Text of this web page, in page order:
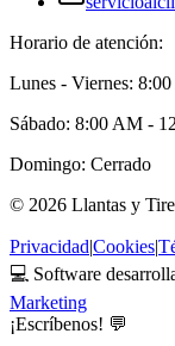
Horario de atención:
Lunes - Viernes:
Sábado: 8:00 AM -
Domingo: Cerrado
© 2026 Llantas y
Privacidad|Cookies|
💻 Software
Marketing
¡Escríbenos! 💬